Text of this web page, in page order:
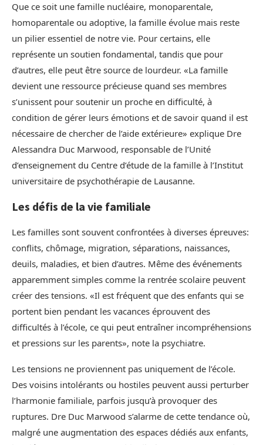
Que ce soit une famille nucléaire, monoparentale,
homoparentale ou adoptive, la famille évolue mais reste
un pilier essentiel de notre vie. Pour certains, elle
représente un soutien fondamental, tandis que pour
d’autres, elle peut être source de lourdeur. «La famille
devient une ressource précieuse quand ses membres
s’unissent pour soutenir un proche en difficulté, à
condition de gérer leurs émotions et de savoir quand il est
nécessaire de chercher de l’aide extérieure» explique Dre
Alessandra Duc Marwood, responsable de l’Unité
d’enseignement du Centre d’étude de la famille à l’Institut
universitaire de psychothérapie de Lausanne.
Les défis de la vie familiale
Les familles sont souvent confrontées à diverses épreuves:
conflits, chômage, migration, séparations, naissances,
deuils, maladies, et bien d’autres. Même des événements
apparemment simples comme la rentrée scolaire peuvent
créer des tensions. «Il est fréquent que des enfants qui se
portent bien pendant les vacances éprouvent des
difficultés à l’école, ce qui peut entraîner incompréhensions
et pressions sur les parents», note la psychiatre.
Les tensions ne proviennent pas uniquement de l’école.
Des voisins intolérants ou hostiles peuvent aussi perturber
l’harmonie familiale, parfois jusqu’à provoquer des
ruptures. Dre Duc Marwood s’alarme de cette tendance où,
malgré une augmentation des espaces dédiés aux enfants,